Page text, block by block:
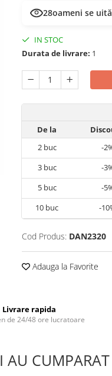
28oameni se
IN STOC
Durata de livrare: 1
De la
2buc -
3buc -
5buc -
10 buc -
Cod Produs: DAN2320
Adauga la Favorite
Livrare rapida
de 24/48 ore lucratoare
AU CUMPARAT